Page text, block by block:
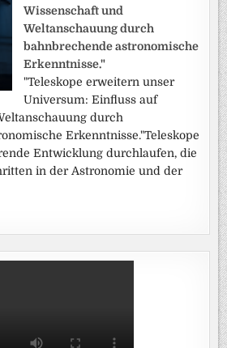
Wissenschaft und
Weltanschauung durch
bahnbrechende astronomische
Erkenntnisse."
"Teleskope erweitern unser
Universum: Einfluss auf
durch
Erkenntnisse."Teleskope
Entwicklung durchlaufen, die
in der Astronomie und der